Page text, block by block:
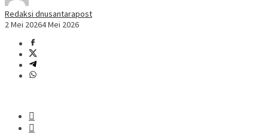
Redaksi dnusantarapost
2 Mei 20264 Mei 2026